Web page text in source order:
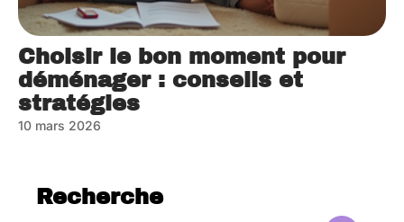
Choisir le bon moment pour
déménager : conseils et
stratégies
10 mars 2026
Recherche